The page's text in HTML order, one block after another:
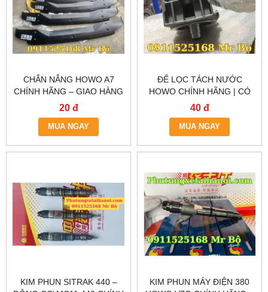
CHẮN NẮNG HOWO A7
CHÍNH HÃNG – GIAO HÀNG
TẬN NƠI TẠI HÀ NỘI &
TP.HCM
20 đ
MUA NGAY
ĐẾ LỌC TÁCH NƯỚC
HOWO CHÍNH HÃNG | CÓ
SẴN TẠI HÀ NỘI & TP.HCM
40 đ
MUA NGAY
KIM PHUN SITRAK 440 –
KIM PHUN MÁY ĐIỆN 380